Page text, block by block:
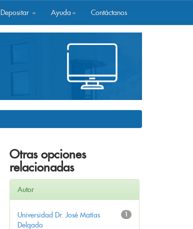
Depositar Ayuda Contáctanos
Otras opciones
relacionadas
Autor
1
Universidad Dr. José Matías
Delgado